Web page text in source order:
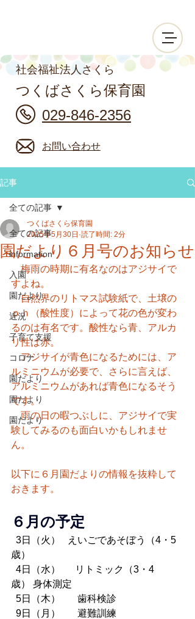
つくばさくら保育園
029-846-2356
お問い合わせ
社会福祉法人さくら
記事
全ての記事
information
入園
園だより
近況
子育て支援
コロナ
園だより
園だより
園だより
全ての記事
園だより６月号のお知らせ
つくばさくら保育園
2025年5月30日 読了時間: 2分
梅雨の時期に有名なのはアジサイで
すよね。
自然界のリトマス試験紙で、土壌の
ｐｈ（酸性度）によって花の色が変わ
るのは有名です。酸性なら青、アルカ
リ性は赤。
アジサイが青色になるためには、ア
ルミニウムが必要で、さらに言えば、
アルミニウムがあれば青色になるそう
です。
雨の日の暇つぶしに、アジサイで実
験してみるのも面白いかもしれませ
ん。
以下に６月園だよりの情報を抜粋して
おきます。
６月の予定
歳）
  4日（水）
リトミック（3・4
歳）
身体測定
5日（木）　   歯科検診
9日（月）　   避難訓練